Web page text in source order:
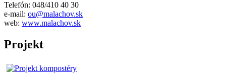
Telefón: 048/410 40 30
e-mail: ou@malachov.sk
web: www.malachov.sk
Projekt